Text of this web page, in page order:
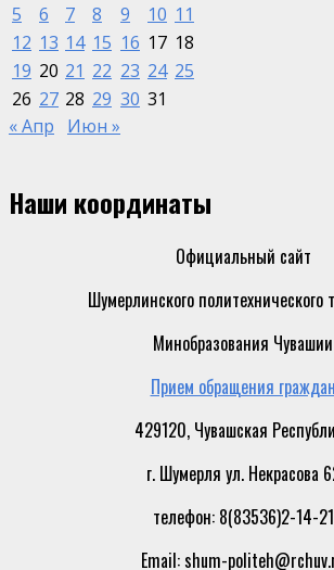
5
6 7 8 9 10 11
12 13 14 15 16 17 18
19 20 21 22 23 24 25
26 27 28 29 30 31
« Апр
Июн »
Наши координаты
Официальный сайт
Шумерлинского политехнического
Минобразования Чувашии
Прием обращения граждан
429120, Чувашская
г. Шумерля ул. Некрасова
телефон: 8(83536)2-14-21
Email: shum-